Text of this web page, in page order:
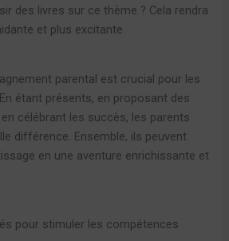
des livres sur ce thème ? Cela rendra
et plus excitante.
parental est crucial pour les
étant présents, en proposant des
célébrant les succès, les parents
différence. Ensemble, ils peuvent
en une aventure enrichissante et
pour stimuler les compétences